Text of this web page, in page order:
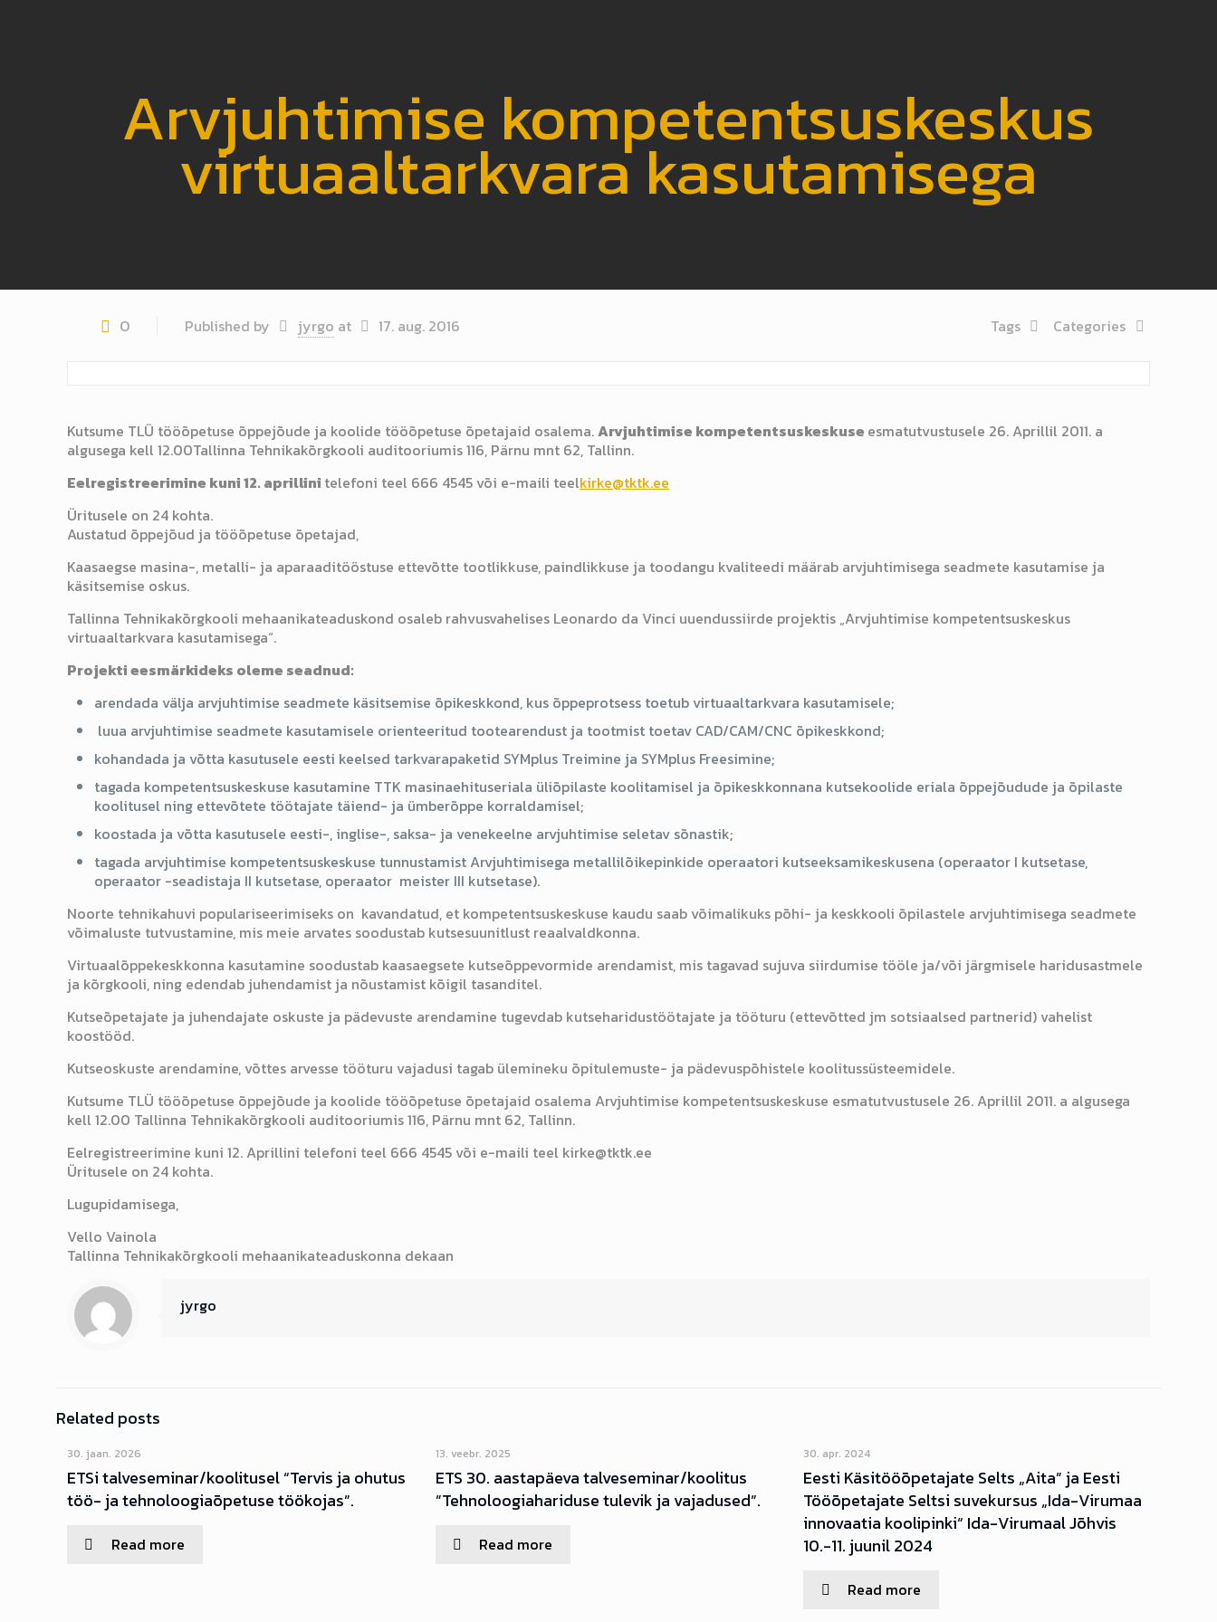
Arvjuhtimise kompetentsuskeskus
virtuaaltarkvara kasutamisega
0 Published by jyrgo at 17. aug. 2016 Categories
Tags
Kutsume TLÜ tööõpetuse õppejõude ja koolide tööõpetuse õpetajaid osalema.Arvjuhtimise kompetentsuskeskuse esmatutvustusele 26. Aprillil 2011. a
algusega kell 12.00Tallinna Tehnikakõrgkooli auditooriumis 116, Pärnu mnt 62, Tallinn.
Eelregistreerimine kuni 12. aprillini telefoni teel 666 4545 või e-maili teelkirke@tktk.ee
Üritusele on 24 kohta.
Austatud õppejõud ja tööõpetuse õpetajad,
Kaasaegse masina-, metalli- ja aparaaditööstuse ettevõtte tootlikkuse, paindlikkuse ja toodangu kvaliteedi määrab arvjuhtimisega seadmete kasutamise ja
käsitsemise oskus.
Tallinna Tehnikakõrgkooli mehaanikateaduskond osaleb rahvusvahelises Leonardo da Vinci uuendussiirde projektis „Arvjuhtimise kompetentsuskeskus
virtuaaltarkvara kasutamisega“.
Projekti eesmärkideks oleme seadnud:
arendada välja arvjuhtimise seadmete käsitsemise õpikeskkond, kus õppeprotsess toetub virtuaaltarkvara kasutamisele;
luua arvjuhtimise seadmete kasutamisele orienteeritud tootearendust ja tootmist toetav CAD/CAM/CNC õpikeskkond;
kohandada ja võtta kasutusele eesti keelsed tarkvarapaketid SYMplus Treimine ja SYMplus Freesimine;
tagada kompetentsuskeskuse kasutamine TTK masinaehituseriala üliõpilaste koolitamisel ja õpikeskkonnana kutsekoolide eriala õppejõudude ja õpilaste
koolitusel ning ettevõtete töötajate täiend- ja ümberõppe korraldamisel;
koostada ja võtta kasutusele eesti-, inglise-, saksa- ja venekeelne arvjuhtimise seletav sõnastik;
tagada arvjuhtimise kompetentsuskeskuse tunnustamist Arvjuhtimisega metallilõikepinkide operaatori kutseeksamikeskusena (operaator I kutsetase,
operaator -seadistaja II kutsetase, operaator meister III kutsetase).
Noorte tehnikahuvi populariseerimiseks on kavandatud, et kompetentsuskeskuse kaudu saab võimalikuks põhi- ja keskkooli õpilastele arvjuhtimisega seadmete
võimaluste tutvustamine, mis meie arvates soodustab kutsesuunitlust reaalvaldkonna.
Virtuaalõppekeskkonna kasutamine soodustab kaasaegsete kutseõppevormide arendamist, mis tagavad sujuva siirdumise tööle ja/või järgmisele haridusastmele
ja kõrgkooli, ning edendab juhendamist ja nõustamist kõigil tasanditel.
Kutseõpetajate ja juhendajate oskuste ja pädevuste arendamine tugevdab kutseharidustöötajate ja tööturu (ettevõtted jm sotsiaalsed partnerid) vahelist
koostööd.
Kutseoskuste arendamine, võttes arvesse tööturu vajadusi tagab ülemineku õpitulemuste- ja pädevuspõhistele koolitussüsteemidele.
Kutsume TLÜ tööõpetuse õppejõude ja koolide tööõpetuse õpetajaid osalema Arvjuhtimise kompetentsuskeskuse esmatutvustusele 26. Aprillil 2011. a algusega
kell 12.00 Tallinna Tehnikakõrgkooli auditooriumis 116, Pärnu mnt 62, Tallinn.
Eelregistreerimine kuni 12. Aprillini telefoni teel 666 4545 või e-maili teel kirke@tktk.ee
Üritusele on 24 kohta.
Lugupidamisega,
Vello Vainola
Tallinna Tehnikakõrgkooli mehaanikateaduskonna dekaan
jyrgo
Related posts
30. jaan. 2026
ETSi talveseminar/koolitusel “Tervis ja ohutus
töö- ja tehnoloogiaõpetuse töökojas”.
Read more
13. veebr. 2025
ETS 30. aastapäeva talveseminar/koolitus
”Tehnoloogiahariduse tulevik ja vajadused”.
Read more
30. apr. 2024
Eesti Käsitööõpetajate Selts „Aita” ja Eesti
Tööõpetajate Seltsi suvekursus „Ida-Virumaa
innovaatia koolipinki“ Ida-Virumaal Jõhvis
10.-11. juunil 2024
Read more